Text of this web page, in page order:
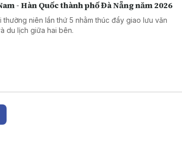
- Hàn Quốc thành phố Đà Nẵng năm 2026
thường niên lần thứ 5 nhằm thúc đẩy giao lưu văn
du lịch giữa hai bên.